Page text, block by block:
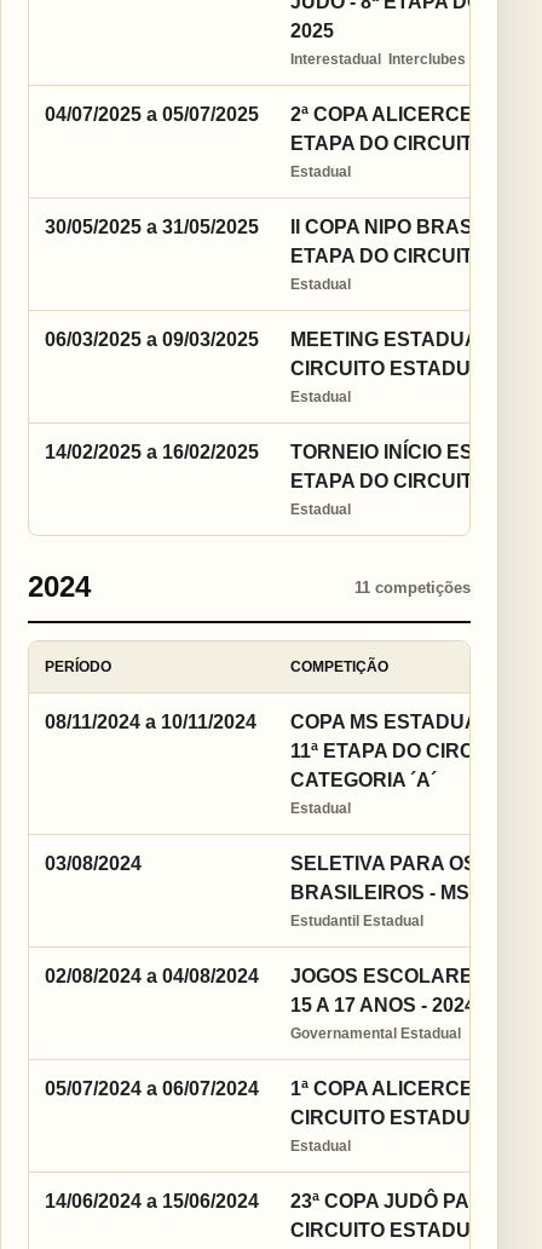
2025
Interestadual  Interclubes
04/07/2025 a 05/07/2025
2ª COPA ALICERCE
ETAPA DO CIRCUITO
Estadual
30/05/2025 a 31/05/2025
II COPA NIPO
ETAPA DO CIRCUITO
Estadual
06/03/2025 a 09/03/2025
MEETING ESTADUAL DE
CIRCUITO ESTADUAL
Estadual
14/02/2025 a 16/02/2025
TORNEIO INÍCIO
ETAPA DO CIRCUITO
Estadual
2024 11 competições
PERÍODO COMPETIÇÃO
08/11/2024 a 10/11/2024
COPA MS ESTADUAL
11ª ETAPA DO CIRCUITO
CATEGORIA ´A´
Estadual
03/08/2024
SELETIVA PARA OS
BRASILEIROS - MS
Estudantil Estadual
02/08/2024 a 04/08/2024
JOGOS ESCOLARES DA
15 A 17 ANOS - 2024
Governamental Estadual
05/07/2024 a 06/07/2024
1ª COPA ALICERCE DE
CIRCUITO ESTADUAL
Estadual
14/06/2024 a 15/06/2024
23ª COPA JUDÔ PARA
CIRCUITO ESTADUAL DE